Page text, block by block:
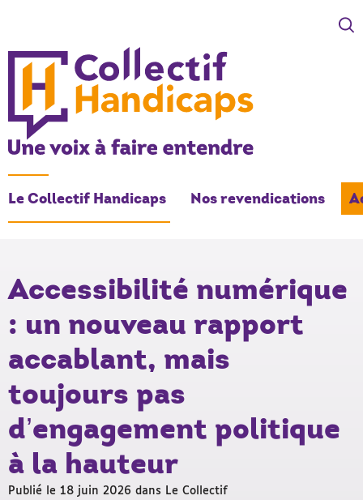
COLLECTIF HANDICAPS
Une voix à faire entendre
Le Collectif Handicaps Nos revendications
-
Accessibilité numérique
: un nouveau rapport
accablant, mais
toujours pas
d’engagement politique
à la hauteur
Publié le 18 juin 2026 dans Le Collectif